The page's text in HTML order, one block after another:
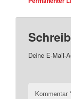
Deine E-Mail-
Kommentar